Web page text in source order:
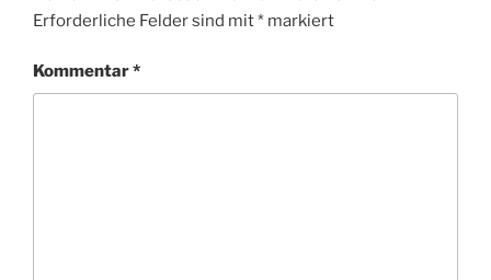
Erforderliche Felder sind mit* markiert
Kommentar*